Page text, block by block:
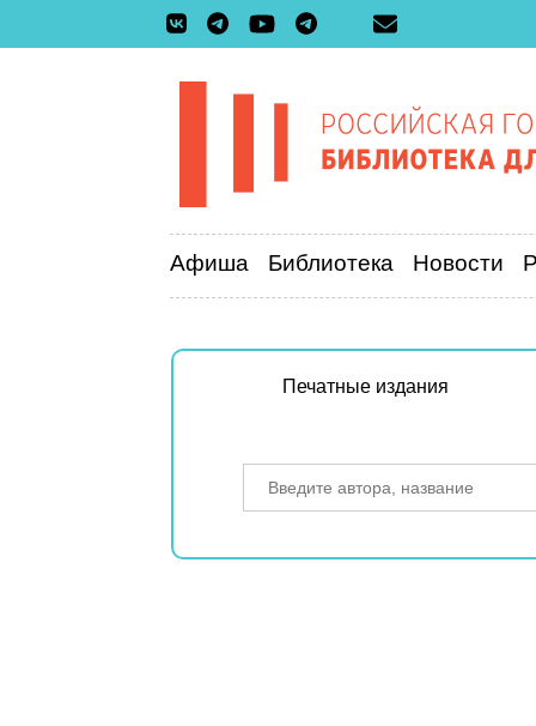
Афиша Библиотека Новости
Печатные издания